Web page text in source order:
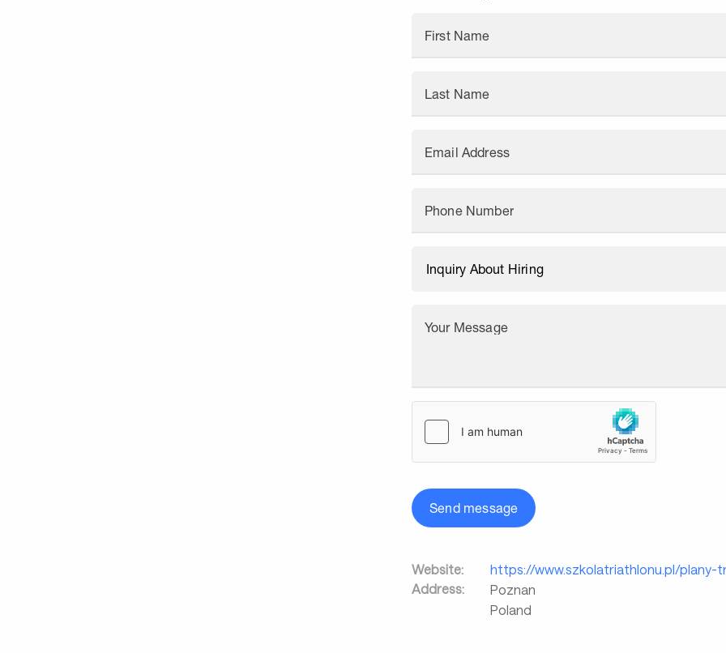
First Name
Last Name
Email Address
Phone Number
Your Message
Send message
Website:
https://www.szkolatriathlonu.pl/plany-
Address:
Poznan
Poland